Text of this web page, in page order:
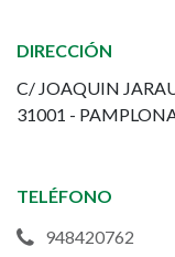
Antiguo
del
de
Pamplona
DIRECCIÓN
C/ JOAQUIN
31001 -
TELÉFONO
948420762